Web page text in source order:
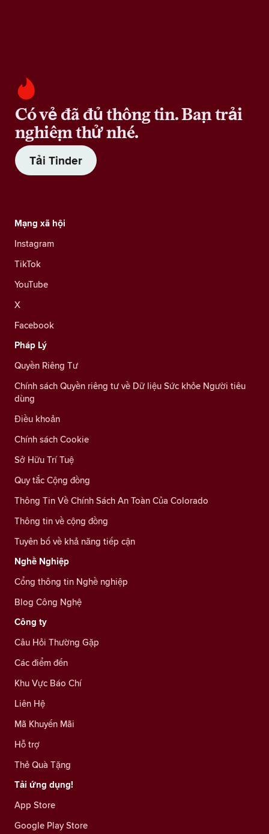
Có vẻ đã đủ thông tin. Bạn trải
nghiệm thử nhé.
Tải Tinder
Mạng xã hội
Instagram
TikTok
YouTube
X
Facebook
Pháp Lý
Quyền Riêng Tư
Chính sách Quyền riêng tư về Dữ liệu Sức khỏe Người tiêu
dùng
Điều khoản
Chính sách Cookie
Sở Hữu Trí Tuệ
Quy tắc Cộng đồng
Thông Tin Về Chính Sách An Toàn Của Colorado
Thông tin về cộng đồng
Tuyên bố về khả năng tiếp cận
Nghề Nghiệp
Cổng thông tin Nghề nghiệp
Blog Công Nghệ
Công ty
Câu Hỏi Thường Gặp
Các điểm đến
Khu Vực Báo Chí
Liên Hệ
Mã Khuyến Mãi
Hỗ trợ
Thẻ Quà Tặng
Tải ứng dụng!
App Store
Google Play Store